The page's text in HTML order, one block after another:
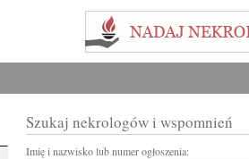
Szukaj nekrologów i wspomnień
Imię i nazwisko lub numer ogłoszenia: